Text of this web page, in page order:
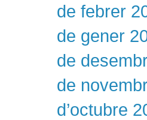
de febrer
de gener
de
de
d’octubre